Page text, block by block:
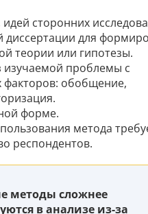
сторонних
диссертации для
теории или гипотезы.
изучаемой проблемы с
обобщение,
форме.
метода
респондентов.
методы сложнее
в анализе из-за